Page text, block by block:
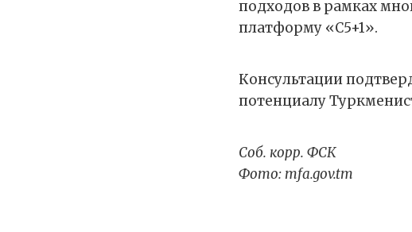
подходов в рамках
платформу «С5+1».
Консультации
потенциалу
Соб. корр. ФСК
Фото: mfa.gov.tm